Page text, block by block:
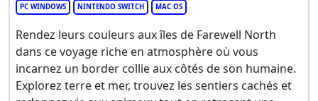
PC WINDOWS NINTENDO SWITCH MAC OS
Rendez leurs couleurs aux îles de Farewell North
dans ce voyage riche en atmosphère où vous
incarnez un border collie aux côtés de son humaine.
Explorez terre et mer, trouvez les sentiers cachés et